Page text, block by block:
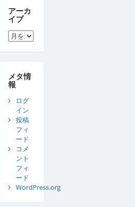
アーカ
イブ
ア
ー
カ
ブ
メタ情
報
ログ
イン
投稿
フィ
ード
コメ
ント
フィ
ード
WordPress.org